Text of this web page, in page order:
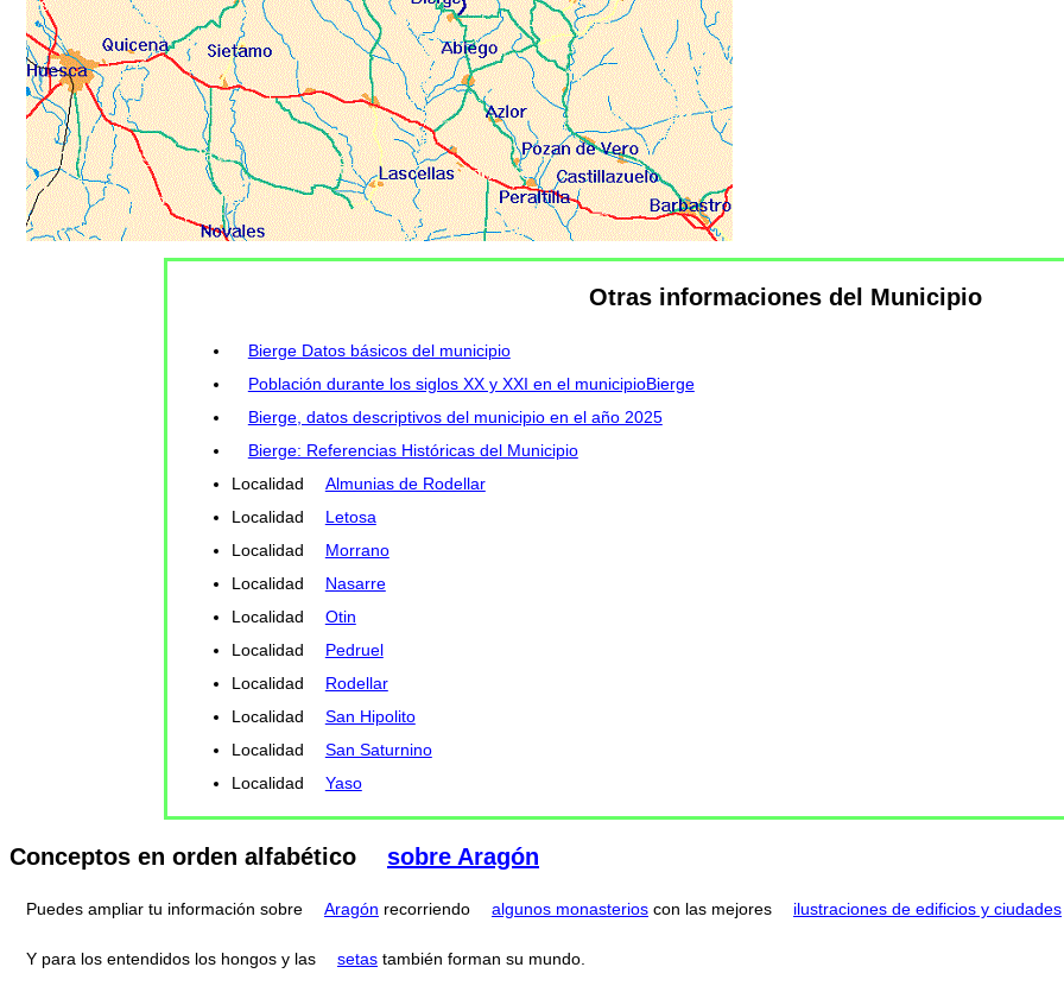
Otras informaciones del Municipio
Bierge Datos básicos del municipio
Población durante los siglos XX y XXI en el municipioBierge
Bierge, datos descriptivos del municipio en el año 2025
Bierge: Referencias Históricas del Municipio
Localidad
Almunias de Rodellar
Localidad
Letosa
Localidad
Morrano
Localidad
Nasarre
Localidad
Otin
Localidad
Pedruel
Localidad
Rodellar
Localidad
San Hipolito
Localidad
San Saturnino
Localidad
Yaso
Conceptos en orden alfabético sobre Aragón
Puedes ampliar tu información sobre Aragón recorriendo algunos monasterios con las mejores ilustraciones de edificios y ciudades
Y para los entendidos los hongos y las setas también forman su mundo.